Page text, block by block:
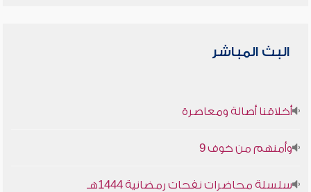
البث المباشر
أخلاقنا أصالة ومعاصرة
وأمنهم من خوف 9
سلسلة محاضرات نفحات رمضانية 1444هـ